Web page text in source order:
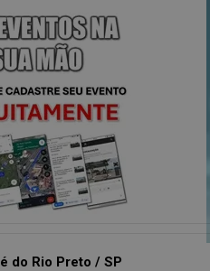
do Rio Preto / SP